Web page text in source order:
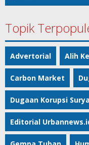
Topik
Advertorial Alih
Carbon Market
Dugaan Korupsi
Editorial